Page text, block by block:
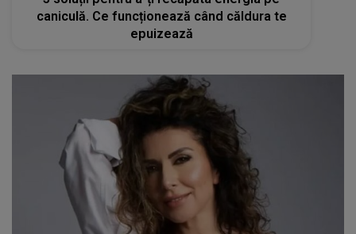
caniculă. Ce funcționează când căldura te
epuizează